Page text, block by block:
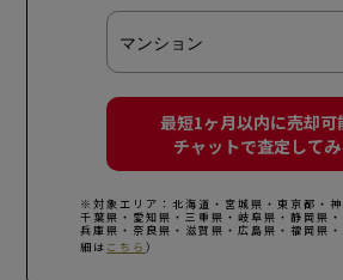
最短1ヶ月以内に売却可
チャットで査定して
※対象エリア：北海道・宮城県・東京都・神
千葉県・愛知県・三重県・岐阜県・静岡県
兵庫県・奈良県・滋賀県・広島県・福岡県
細は こちら）